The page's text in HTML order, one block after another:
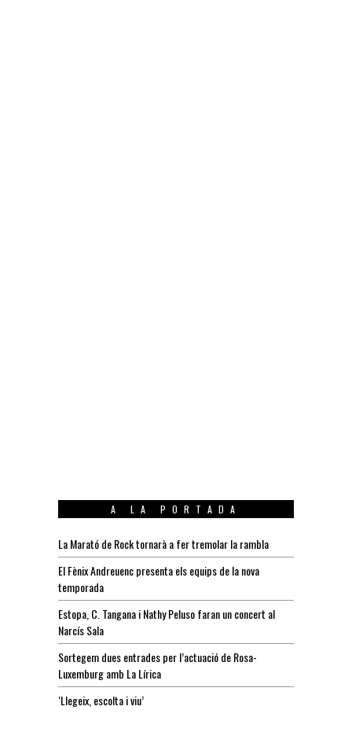
A LA PORTADA
La Marató de Rock tornarà a fer tremolar la rambla
El Fènix Andreuenc presenta els equips de la nova
temporada
Estopa, C. Tangana i Nathy Peluso faran un concert al
Narcís Sala
Sortegem dues entrades per l’actuació de Rosa-
Luxemburg amb La Lírica
‘Llegeix, escolta i viu’